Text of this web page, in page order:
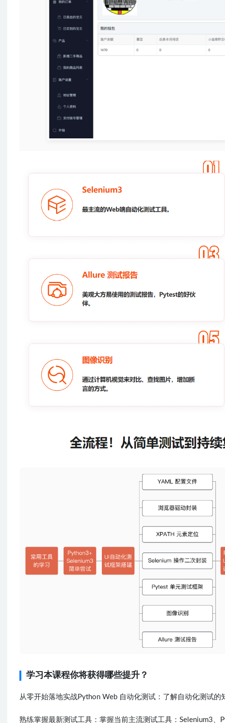
学习本课程你将获得哪些提升？
从零开始落地实战Python Web 自动化测试：了解自动化测试
熟练掌握最新测试工具：掌握当前主流测试工具：Selenium3